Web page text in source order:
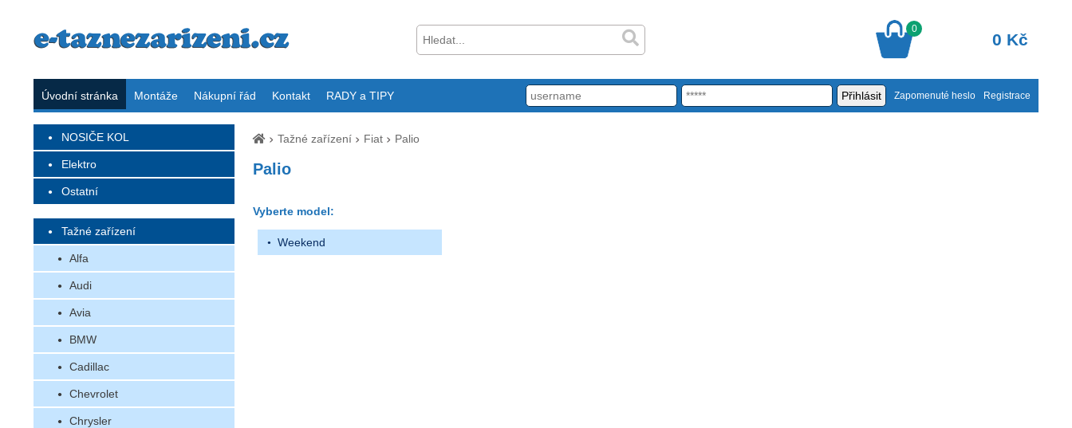
0
0 Kč
Úvodní stránka Montáže Nákupní řád Kontakt RADY a TIPY Zapomenuté heslo Registrace
NOSIČE KOL
Elektro
Ostatní
Tažné zařízení
Alfa
Audi
Avia
BMW
Cadillac
Chevrolet
Chrysler
Tažné zařízení Fiat Palio
Palio
Vyberte model:
Weekend